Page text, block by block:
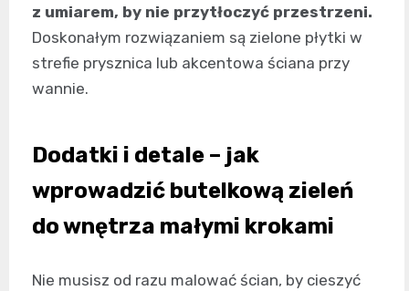
z umiarem, by nie przytłoczyć przestrzeni.
Doskonałym rozwiązaniem są zielone płytki w
strefie prysznica lub akcentowa ściana przy
wannie.
Dodatki i detale – jak
wprowadzić butelkową zieleń
do wnętrza małymi krokami
Nie musisz od razu malować ścian, by cieszyć